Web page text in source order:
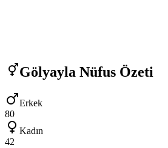
Gölyayla Nüfus Özeti
Erkek
80
Kadın
42